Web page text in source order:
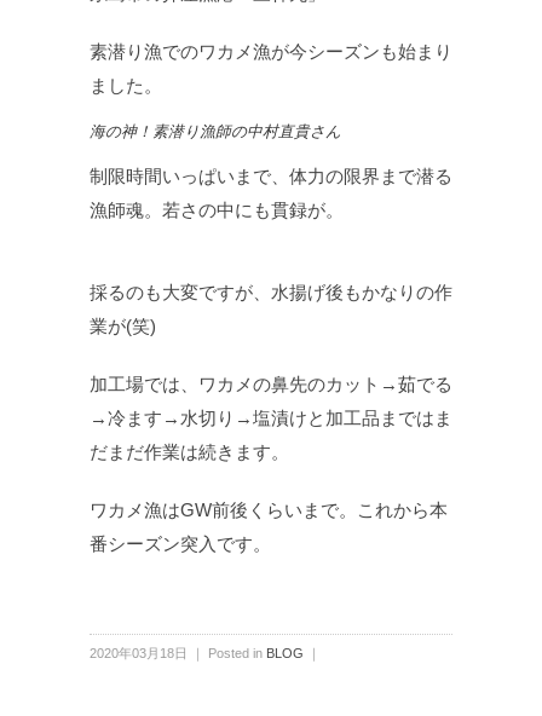
素潜り漁でのワカメ漁が今シーズンも始まり
ました。
海の神！素潜り漁師の中村直貴さん
制限時間いっぱいまで、体力の限界まで潜る
漁師魂。若さの中にも貫録が。
採るのも大変ですが、水揚げ後もかなりの作
業が(笑)
加工場では、ワカメの鼻先のカット→茹でる
→冷ます→水切り→塩漬けと加工品まではま
だまだ作業は続きます。
ワカメ漁はGW前後くらいまで。これから本
番シーズン突入です。
2020年03月18日 ｜ Posted in BLOG ｜